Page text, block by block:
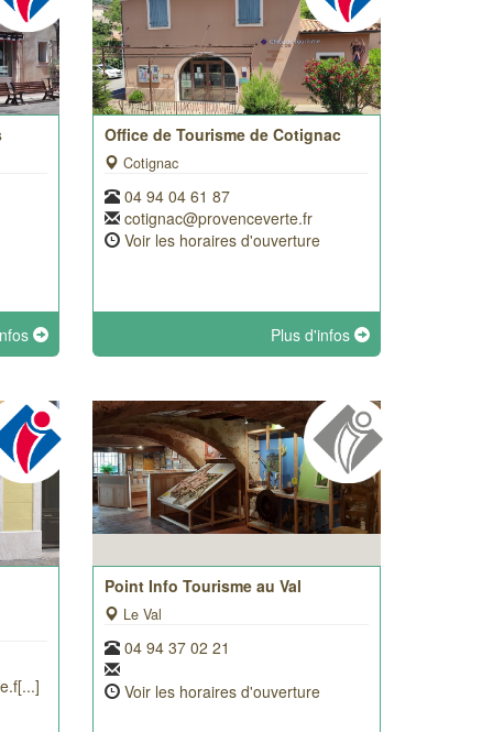
Office de Tourisme de Cotignac
Cotignac
04 94 04 61 87
cotignac@provenceverte.fr
Voir les horaires d'ouverture
Plus d'infos
Point Info Tourisme au Val
Le Val
04 94 37 02 21
Voir les horaires d'ouverture